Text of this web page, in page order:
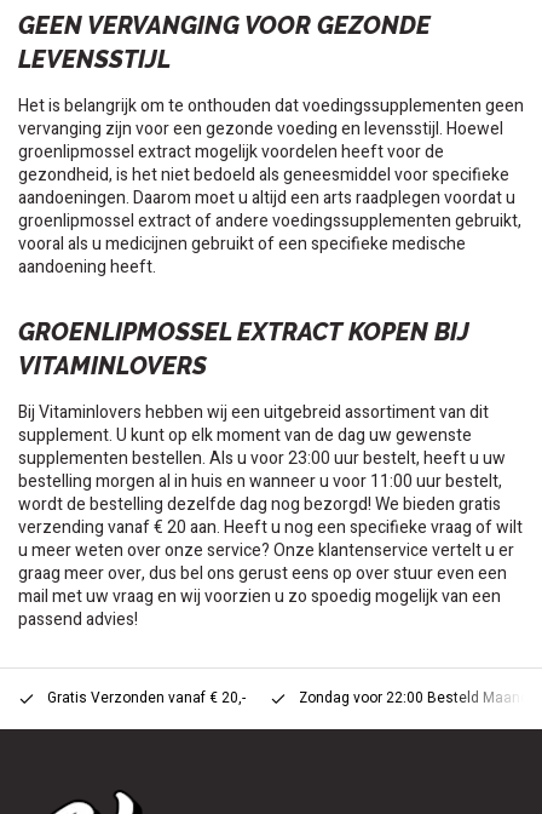
GEEN VERVANGING VOOR GEZONDE
LEVENSSTIJL
Het is belangrijk om te onthouden dat voedingssupplementen geen
vervanging zijn voor een gezonde voeding en levensstijl. Hoewel
groenlipmossel extract mogelijk voordelen heeft voor de
gezondheid, is het niet bedoeld als geneesmiddel voor specifieke
aandoeningen. Daarom moet u altijd een arts raadplegen voordat u
groenlipmossel extract of andere voedingssupplementen gebruikt,
vooral als u medicijnen gebruikt of een specifieke medische
aandoening heeft.
GROENLIPMOSSEL EXTRACT KOPEN BIJ
VITAMINLOVERS
Bij Vitaminlovers hebben wij een uitgebreid assortiment van dit
supplement. U kunt op elk moment van de dag uw gewenste
supplementen bestellen. Als u voor 23:00 uur bestelt, heeft u uw
bestelling morgen al in huis en wanneer u voor 11:00 uur bestelt,
wordt de bestelling dezelfde dag nog bezorgd! We bieden gratis
verzending vanaf € 20 aan. Heeft u nog een specifieke vraag of wilt
u meer weten over onze service? Onze klantenservice vertelt u er
graag meer over, dus bel ons gerust eens op over stuur even een
mail met uw vraag en wij voorzien u zo spoedig mogelijk van een
passend advies!
Gratis Verzonden vanaf € 20,- Zondag voor 22:00 Besteld